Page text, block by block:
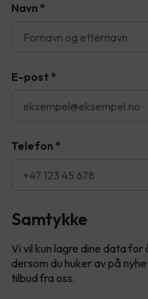
Navn *
E-post *
Telefon *
Samtykke
Vi vil kun lagre dine data
dersom du huker av på
tilbud fra oss.